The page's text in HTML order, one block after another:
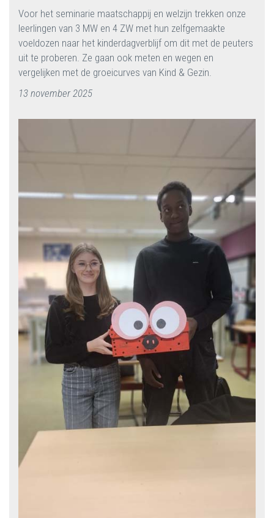
Voor het seminarie maatschappij en welzijn trekken onze
leerlingen van 3 MW en 4 ZW met hun zelfgemaakte
voeldozen naar het kinderdagverblijf om dit met de peuters
uit te proberen. Ze gaan ook meten en wegen en
vergelijken met de groeicurves van Kind & Gezin.
13 november 2025